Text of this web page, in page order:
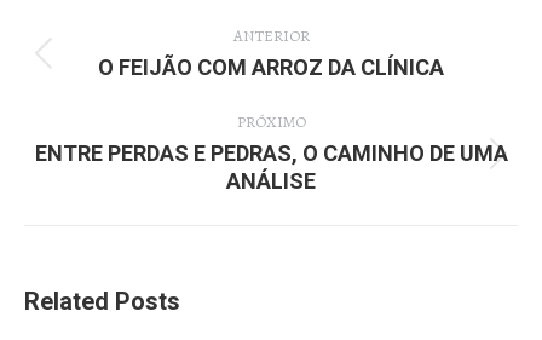
de
post:
ANTERIOR
Post
anterior:
O FEIJÃO COM ARROZ DA CLÍNICA
PRÓXIMO
Próximo
ENTRE PERDAS E PEDRAS, O CAMINHO DE UMA
ANÁLISE
Related Posts